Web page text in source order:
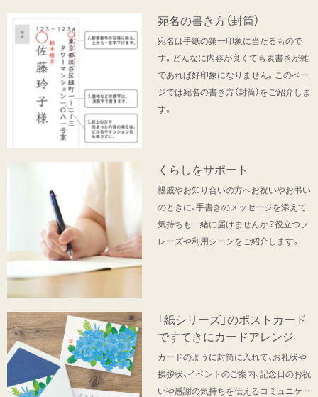
宛名の書き方（封筒）
宛名は手紙の第一印象に当たるもので
す。どんなに内容が良くても表書きが雑
であれば好印象になりません。このペー
ジでは宛名の書き方（封筒）をご紹介しま
す。
くらしをサポート
親戚やお知り合いの方へお祝いやお弔い
のときに、手書きのメッセージを添えて
気持ちも一緒に届けませんか？役立つフ
レーズや利用シーンをご紹介します。
「紙シリーズ」のポストカード
ですてきにカードアレンジ
カードのように封筒に入れて、お礼状や
挨拶状、イベントのご案内、記念日のお祝
いや感謝の気持ちを伝えるコミュニケー